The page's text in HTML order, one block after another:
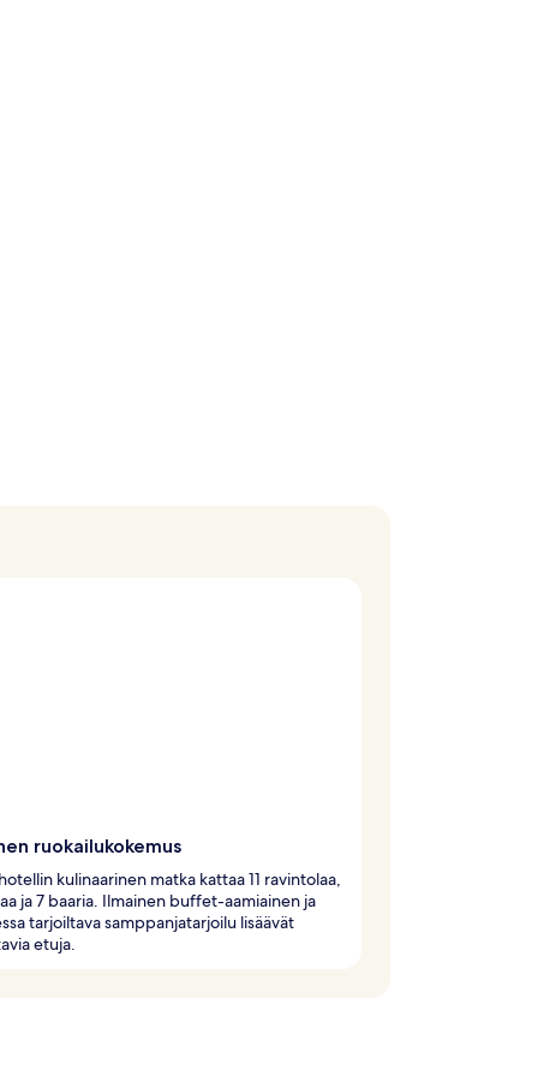
ruokailukokemus
kulinaarinen matka kattaa 11 ravintolaa,
ja 7 baaria. Ilmainen buffet-aamiainen ja
tarjoiltava samppanjatarjoilu lisäävät
etuja.